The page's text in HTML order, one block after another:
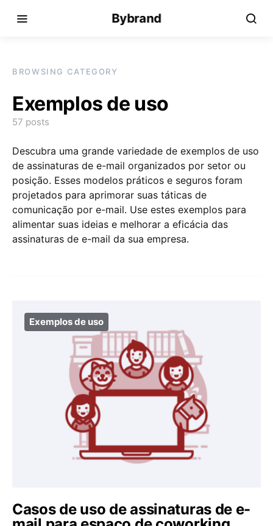
Bybrand
BROWSING CATEGORY
Exemplos de uso
57 posts
Descubra uma grande variedade de exemplos de uso
de assinaturas de e-mail organizados por setor ou
posição. Esses modelos práticos e seguros foram
projetados para aprimorar suas táticas de
comunicação por e-mail. Use estes exemplos para
alimentar suas ideias e melhorar a eficácia das
assinaturas de e-mail da sua empresa.
Exemplos de uso
Casos de uso de assinaturas de e-